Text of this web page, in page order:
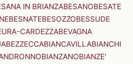
IN BRIANZABESANOBESATE
BESNATEBESOZZOBESSUDE
CARDEZZABEVAGNA
BEZZECCABIANCAVILLABIANCHI
BIANZANOBIANZE'